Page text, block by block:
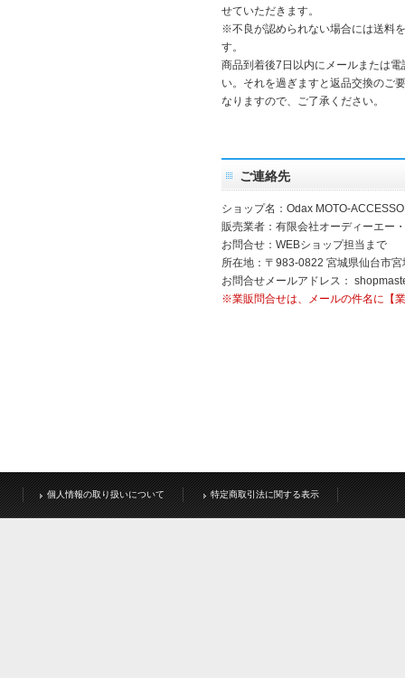
せていただきます。
※不良が認められない場合には送料
す。
商品到着後7日以内にメールまたは
い。それを過ぎますと返品交換のご
なりますので、ご了承ください。
ご連絡先
ショップ名：Odax MOTO-
販売業者：有限会社オーディーエー
お問合せ：WEBショップ担当まで
所在地：〒983-0822 宮城県仙台市
お問合せメールアドレス：
※業販問合せは、メールの件名に【
個人情報の取り扱いについて 特定商取引法に関する表示